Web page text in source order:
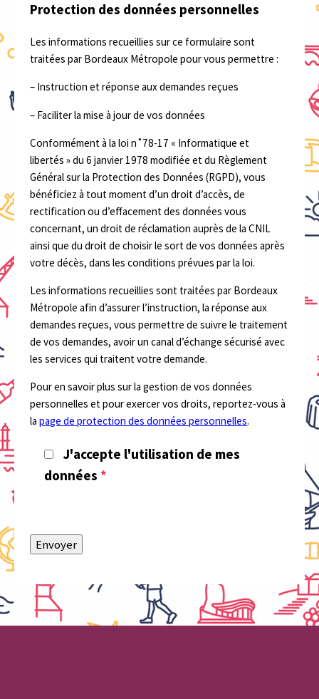
Protection des données personnelles
Les informations recueillies sur ce formulaire sont
traitées par Bordeaux Métropole pour vous permettre :
– Instruction et réponse aux demandes reçues
– Faciliter la mise à jour de vos données
Conformément à la loi n˚78-17 « Informatique et
libertés » du 6 janvier 1978 modifiée et du Règlement
Général sur la Protection des Données (RGPD), vous
bénéficiez à tout moment d’un droit d’accès, de
rectification ou d’effacement des données vous
concernant, un droit de réclamation auprès de la CNIL
ainsi que du droit de choisir le sort de vos données après
votre décès, dans les conditions prévues par la loi.
Les informations recueillies sont traitées par Bordeaux
Métropole afin d’assurer l’instruction, la réponse aux
demandes reçues, vous permettre de suivre le traitement
de vos demandes, avoir un canal d’échange sécurisé avec
les services qui traitent votre demande.
Pour en savoir plus sur la gestion de vos données
personnelles et pour exercer vos droits, reportez-vous à
lapage de protection des données personnelles.
J'accepte l'utilisation de mes
données